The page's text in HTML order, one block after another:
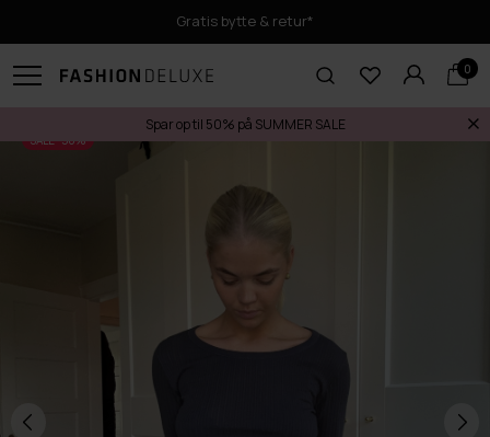
Gratis bytte & retur*
0
Spar op til 50% på SUMMER SALE
SALE -50%